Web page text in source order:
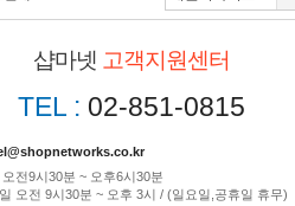
샵마넷 고객지원센터
TEL : 02-851-0815
전9시30분 ~ 오후6시30분
오전 9시30분 ~ 오후 3시 / (일요일,공휴일 휴무)